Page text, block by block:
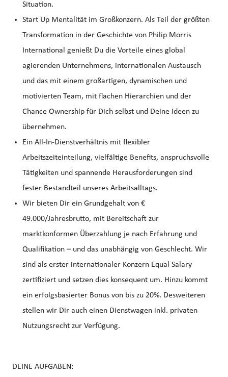
Situation.
Start Up Mentalität im Großkonzern. Als Teil der größten
Transformation in der Geschichte von Philip Morris
International genießt Du die Vorteile eines global
agierenden Unternehmens, internationalen Austausch
und das mit einem großartigen, dynamischen und
motivierten Team, mit flachen Hierarchien und der
Chance Ownership für Dich selbst und Deine Ideen zu
übernehmen.
Ein All-In-Dienstverhältnis mit flexibler
Arbeitszeiteinteilung, vielfältige Benefits, anspruchsvolle
Tätigkeiten und spannende Herausforderungen sind
fester Bestandteil unseres Arbeitsalltags.
Wir bieten Dir ein Grundgehalt von €
49.000/Jahresbrutto, mit Bereitschaft zur
marktkonformen Überzahlung je nach Erfahrung und
Qualifikation – und das unabhängig von Geschlecht. Wir
sind als erster internationaler Konzern Equal Salary
zertifiziert und setzen dies konsequent um. Hinzu kommt
ein erfolgsbasierter Bonus von bis zu 20%. Desweiteren
stellen wir Dir auch einen Dienstwagen inkl. privaten
Nutzungsrecht zur Verfügung.
DEINE AUFGABEN: